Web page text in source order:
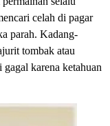
celah di pagar
parah. Kadang-
tombak atau
karena ketahuan